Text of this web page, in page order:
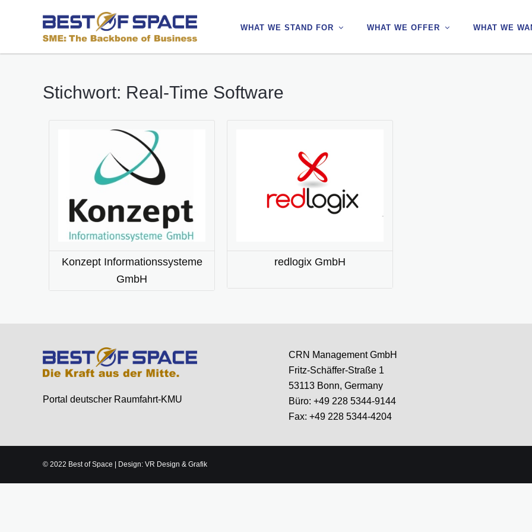
WHAT WE STAND FOR WHAT WE OFFER WHAT WE
WHAT WE STAND FOR WHAT WE OFFER WHAT WE
Stichwort: Real-Time Software
Konzept Informationssysteme
GmbH
redlogix GmbH
Portal deutscher Raumfahrt-KMU
CRN Management GmbH
Fritz-Schäffer-Straße 1
53113 Bonn, Germany
Büro: +49 228 5344-9144
Fax: +49 228 5344-4204
© 2022 Best of Space | Design: VR Design & Grafik